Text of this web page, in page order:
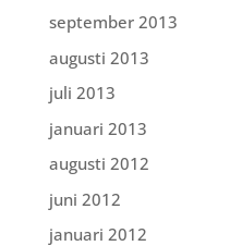
september 2013
augusti 2013
juli 2013
januari 2013
augusti 2012
juni 2012
januari 2012